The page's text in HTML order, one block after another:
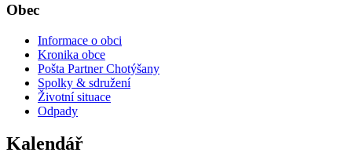
Obec
Informace o obci
Kronika obce
Pošta Partner Chotýšany
Spolky & sdružení
Životní situace
Odpady
Kalendář